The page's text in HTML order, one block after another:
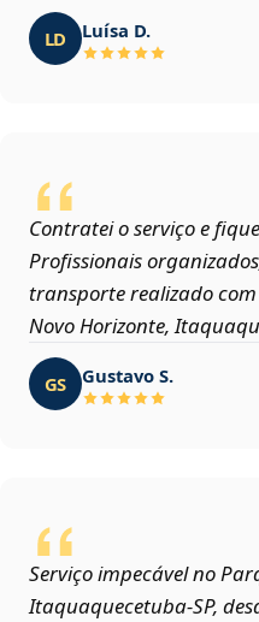
LD Luísa D.
Contratei o serviço e
Profissionais
transporte realizado
Novo Horizonte,
GS Gustavo S.
Serviço impecável no
Itaquaquecetuba‑SP,